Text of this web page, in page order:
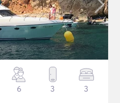
6 3 3